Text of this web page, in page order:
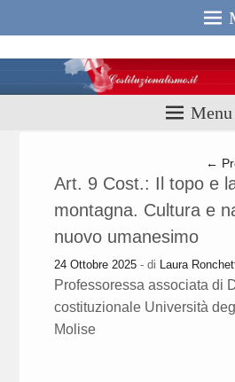
Menu
←
Art. 9 Cost.: Il topo e
montagna. Cultura e
nuovo umanesimo
24 Ottobre 2025 - di Laura
Professoressa associata di
costituzionale Università
Molise